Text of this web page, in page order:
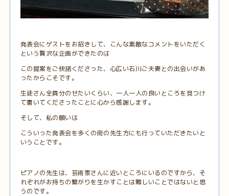
発表会にゲストをお招きして、こんな素敵なコメントをいただく
という贅沢な企画ができたのは
この提案をご快諾くださった、心広い石川ご夫妻との出会いがあ
ったからこそです。
生徒さん全員分のせたいくらい、一人一人の良いところを見つけ
て書いてくださったことに心から感謝します。
そして、私の願いは
こういった発表会を多くの街の先生方にも行っていただきたいと
いうことです。
ピアノの先生は、芸術家さんに近いところにいるのですから、そ
れぞれがお持ちの繋がりを生かすことは難しいことではないと思
うのです。